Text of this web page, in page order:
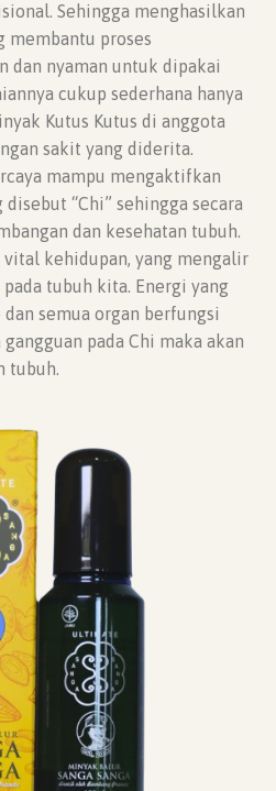
Sehingga menghasilkan
membantu proses
dan nyaman untuk dipakai
cukup sederhana hanya
Kutus Kutus di anggota
sakit yang diderita.
mampu mengaktifkan
“Chi” sehingga secara
dan kesehatan tubuh.
kehidupan, yang mengalir
tubuh kita. Energi yang
semua organ berfungsi
pada Chi maka akan
tubuh.